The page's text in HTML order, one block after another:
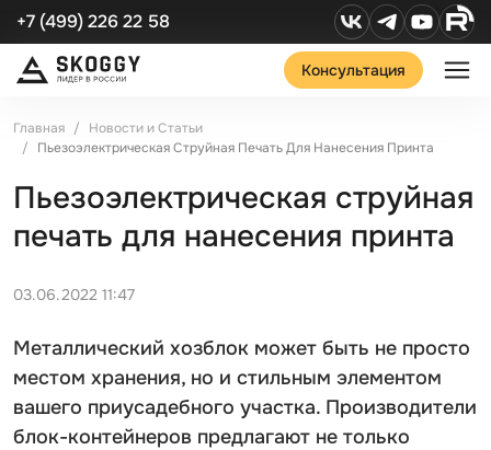
+7 (499) 226 22 58
Консультация
Главная
Новости и Статьи
Пьезоэлектрическая Струйная Печать Для Нанесения Принта
Пьезоэлектрическая струйная
печать для нанесения принта
03.06.2022 11:47
Металлический хозблок может быть не просто
местом хранения, но и стильным элементом
вашего приусадебного участка. Производители
блок-контейнеров предлагают не только